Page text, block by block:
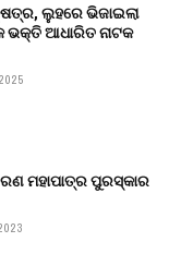
ଲୁହରେ ଭିଜାଇଲା
ଭକ୍ତି ଆଧାରିତ ନାଟକ
ମହାପାତ୍ର ପୁରସ୍କାର